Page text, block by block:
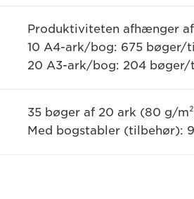
Produktiviteten afhænger
10 A4-ark/bog: 675 bøger/
20 A3-ark/bog: 204 bøger/
35 bøger af 20 ark (80 g/
Med bogstabler (tilbehør):